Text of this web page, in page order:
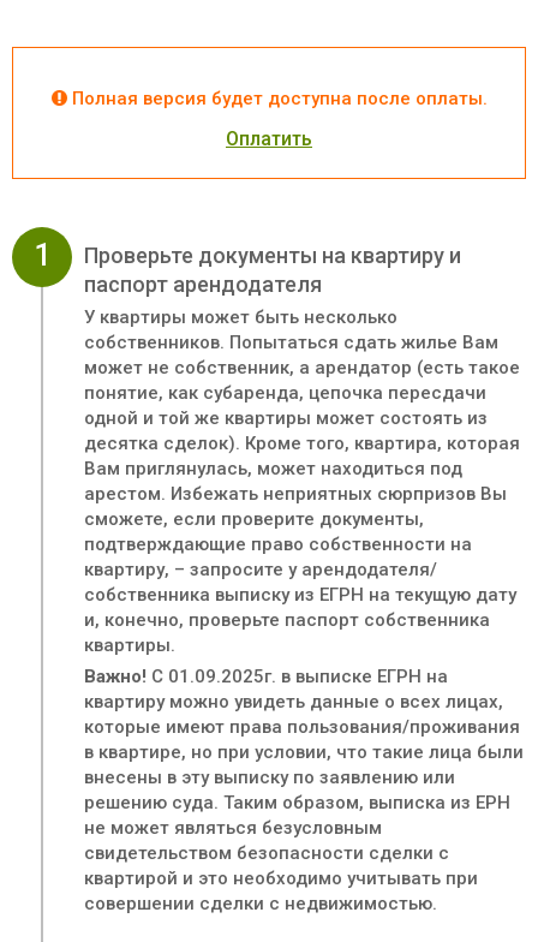
Полная версия будет доступна после оплаты.
Оплатить
1
Проверьте документы на квартиру и
паспорт арендодателя
У квартиры может быть несколько
собственников. Попытаться сдать жилье Вам
может не собственник, а арендатор (есть такое
понятие, как субаренда, цепочка пересдачи
одной и той же квартиры может состоять из
десятка сделок). Кроме того, квартира, которая
Вам приглянулась, может находиться под
арестом. Избежать неприятных сюрпризов Вы
сможете, если проверите документы,
подтверждающие право собственности на
квартиру, – запросите у арендодателя/
собственника выписку из ЕГРН на текущую дату
и, конечно, проверьте паспорт собственника
квартиры.
Важно! С 01.09.2025г. в выписке ЕГРН на
квартиру можно увидеть данные о всех лицах,
которые имеют права пользования/проживания
в квартире, но при условии, что такие лица были
внесены в эту выписку по заявлению или
решению суда. Таким образом, выписка из ЕРН
не может являться безусловным
свидетельством безопасности сделки с
квартирой и это необходимо учитывать при
совершении сделки с недвижимостью.